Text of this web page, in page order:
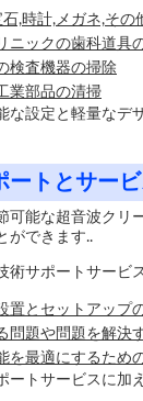
,時計,メガネ,その
ニックの歯科道具
検査機器の掃除
業部品の清掃
な設定と軽量なデ
ートとサー
可能な超音波クリ
ができます..
術サポートサービ
置とセットアップ
問題や問題を解決
を最適にするため
ートサービスに加